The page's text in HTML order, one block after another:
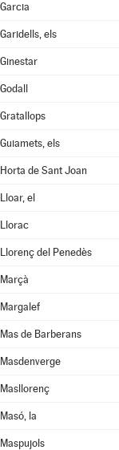
Garcia
Garidells, els
Ginestar
Godall
Gratallops
Guiamets, els
Horta de Sant Joan
Lloar, el
Llorac
Llorenç del Penedès
Marçà
Margalef
Mas de Barberans
Masdenverge
Masllorenç
Masó, la
Maspujols